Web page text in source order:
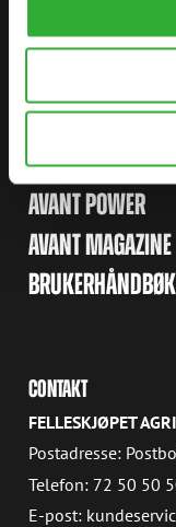
ATTACHMENTS
APPLIKASJONER
AVANT TECNO OY
AVANT POWER
AVANT MAGAZINE
CONTAKT
FELLESKJØPET
Postadresse:
Telefon: 72 50 50
E-post: